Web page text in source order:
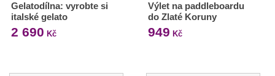
Gelatodílna: vyrobte si
italské gelato
2 690 Kč
Výlet na paddleboardu
do Zlaté Koruny
949 Kč